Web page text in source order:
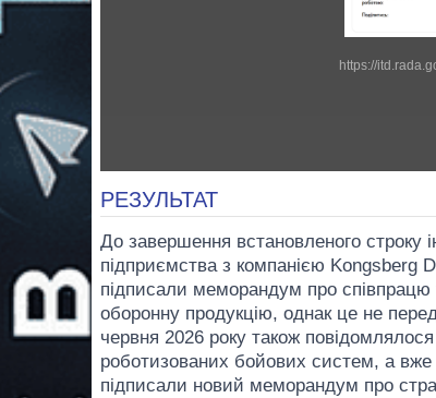
https://
РЕЗУЛЬТАТ
До завершення встановленого строку
підприємства з компанією Kongsberg
підписали меморандум про співпрацю
оборонну продукцію, однак це не
червня 2026 року також
роботизованих бойових систем, а вже
підписали новий меморандум про